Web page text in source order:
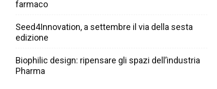
farmaco
Seed4Innovation, a settembre il via della sesta
edizione
Biophilic design: ripensare gli spazi dell’industria
Pharma